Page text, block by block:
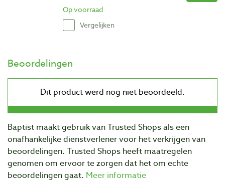
Op voorraad
Vergelijken
Beoordelingen
Baptist maakt gebruik van Trusted Shops als een
onafhankelijke dienstverlener voor het verkrijgen van
beoordelingen. Trusted Shops heeft maatregelen
genomen om ervoor te zorgen dat het om echte
beoordelingen gaat. Meer informatie